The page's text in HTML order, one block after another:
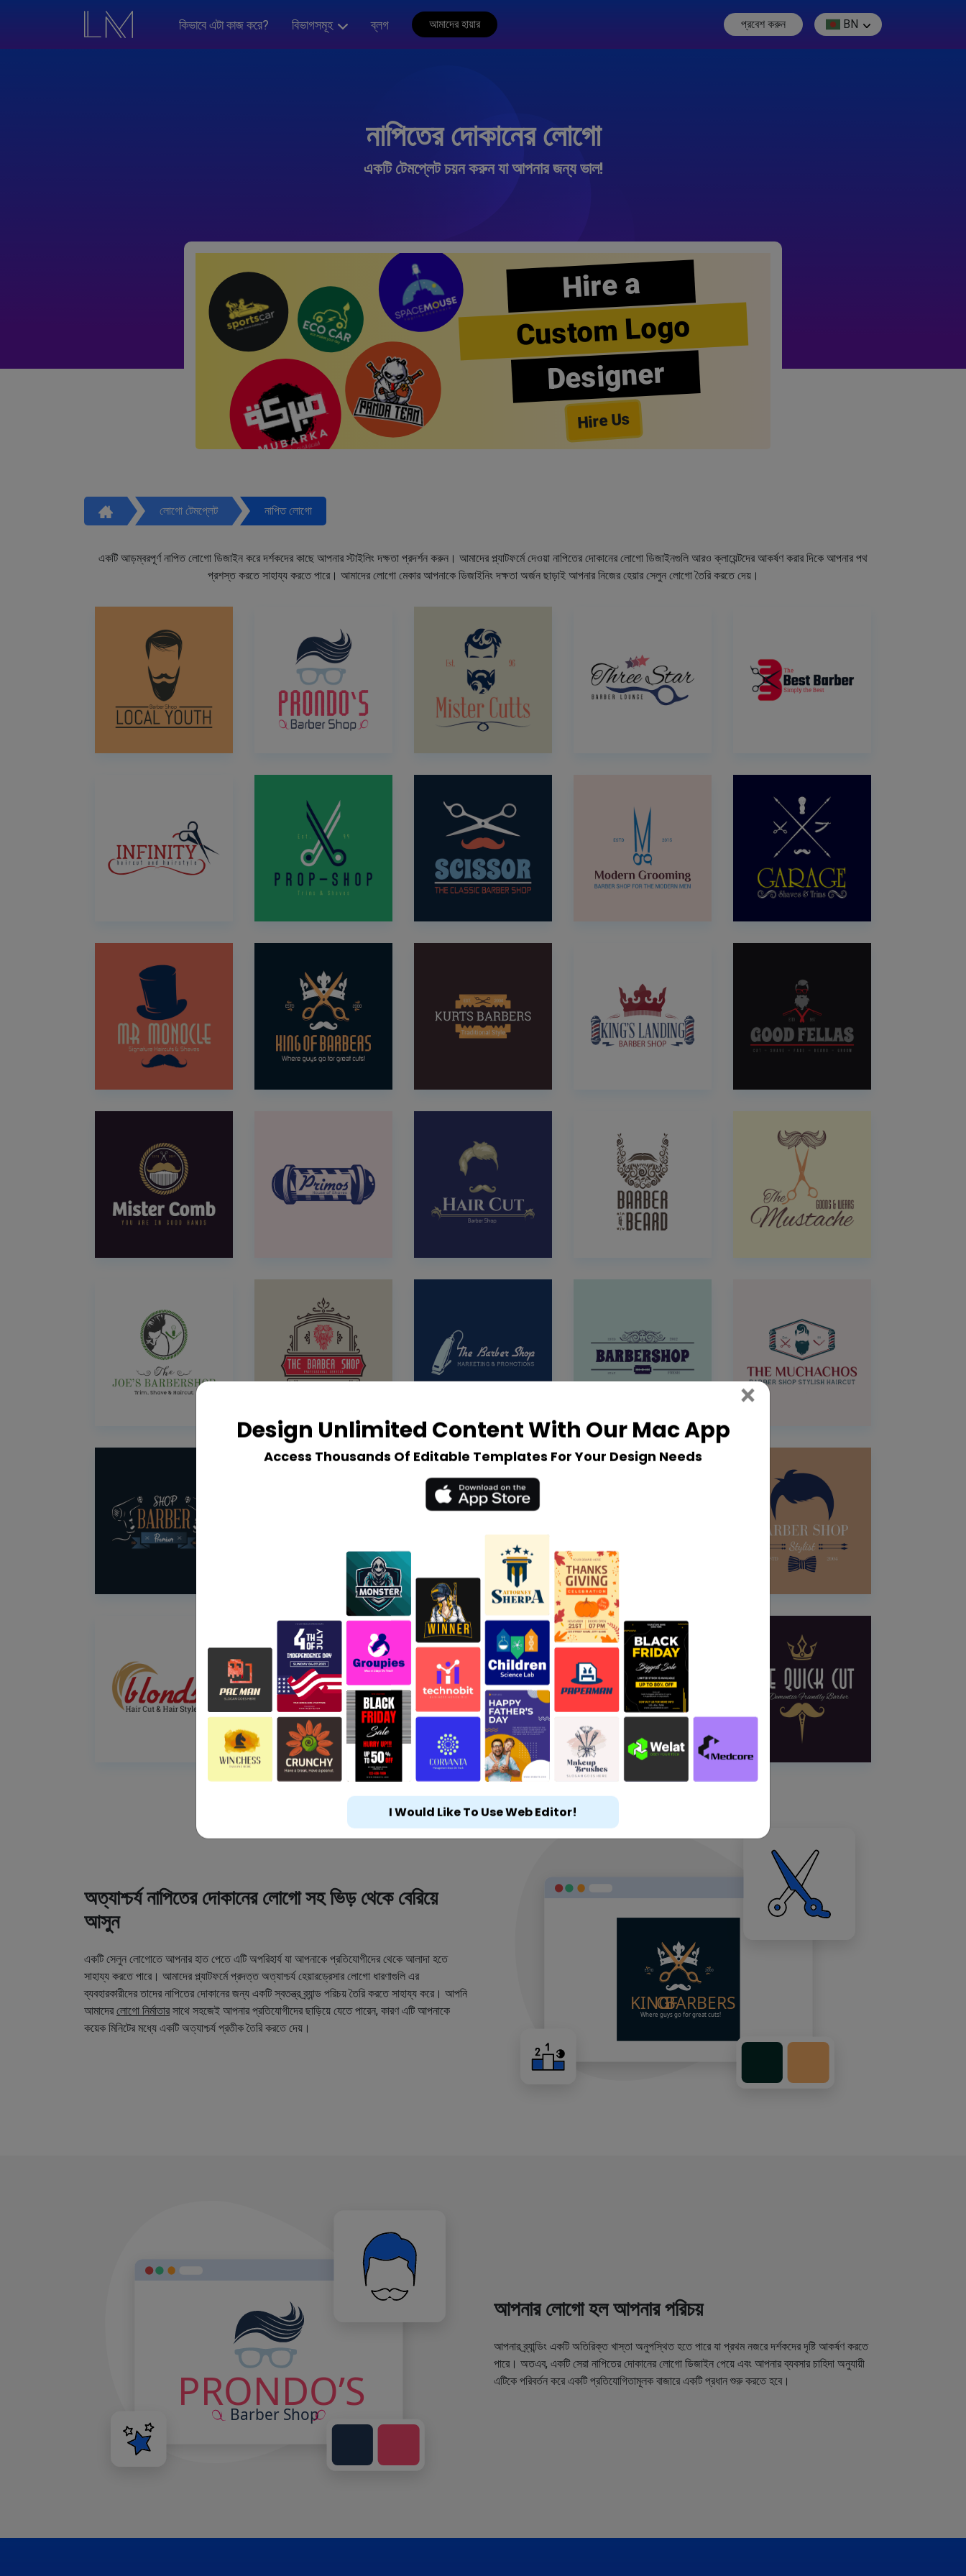
কিভাবে এটা কাজ করে? বিভাগসমূহ ব্লগ আমাদের হায়ার প্রবেশ করুন BN
নাপিতের দোকানের লোগো
একটি টেমপ্লেট চয়ন করুন যা আপনার জন্য ভাল!
Hire a
Custom Logo
Designer
Hire Us
লোগো টেমপ্লেট নাপিত লোগো
একটি আড়ম্বরপূর্ণ নাপিত লোগো ডিজাইন করে দর্শকদের কাছে আপনার স্টাইলিং দক্ষতা প্রদর্শন করুন। আমাদের প্ল্যাটফর্মে দেওয়া নাপিতের দোকানের লোগো ডিজাইনগুলি আরও ক্লায়েন্টদের আকর্ষণ করার দিকে আপনার পথ
প্রশস্ত করতে সাহায্য করতে পারে। আমাদের লোগো মেকার আপনাকে ডিজাইনিং দক্ষতা অর্জন ছাড়াই আপনার নিজের হেয়ার সেলুন লোগো তৈরি করতে দেয়।
অত্যাশ্চর্য নাপিতের দোকানের লোগো সহ ভিড় থেকে বেরিয়ে
আসুন
একটি সেলুন লোগোতে আপনার হাত পেতে এটি অপরিহার্য যা আপনাকে প্রতিযোগীদের থেকে আলাদা হতে
সাহায্য করতে পারে। আমাদের প্ল্যাটফর্মে প্রদত্ত অত্যাশ্চর্য হেয়ারড্রেসার লোগো ধারণাগুলি এর
ব্যবহারকারীদের তাদের নাপিতের দোকানের জন্য একটি স্বতন্ত্র ব্র্যান্ড পরিচয় তৈরি করতে সাহায্য করে। আপনি
আমাদেরলোগো নির্মাতারসাথে সহজেই আপনার প্রতিযোগীদের ছাড়িয়ে যেতে পারেন, কারণ এটি আপনাকে
কয়েক মিনিটের মধ্যে একটি অত্যাশ্চর্য প্রতীক তৈরি করতে দেয়।
আপনার লোগো হল আপনার পরিচয়
আপনার ব্র্যান্ডিং একটি অতিরিক্ত খাস্তা অনুপস্থিত হতে পারে যা প্রথম নজরে দর্শকদের দৃষ্টি আকর্ষণ করতে
পারে। অতএব, একটি সেরা নাপিতের দোকানের লোগো ডিজাইন পেয়ে এবং আপনার ব্যবসার চাহিদা অনুযায়ী
এটিকে পরিবর্তন করে একটি প্রতিযোগিতামূলক বাজারে একটি প্রধান শুরু করতে হবে।
Design Unlimited Content With Our Mac App
Access Thousands Of Editable Templates For Your Design Needs
× Close
I Would Like To Use Web Editor!